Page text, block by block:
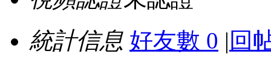
統計信息 好友數 0 | 回